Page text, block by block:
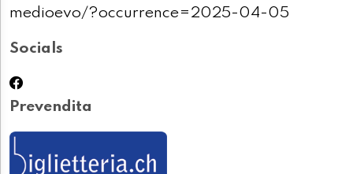
medioevo/?occurrence=2025-04-05
Socials
Prevendita